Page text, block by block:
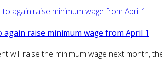
again raise minimum wage from April 1
will raise the minimum wage next month,